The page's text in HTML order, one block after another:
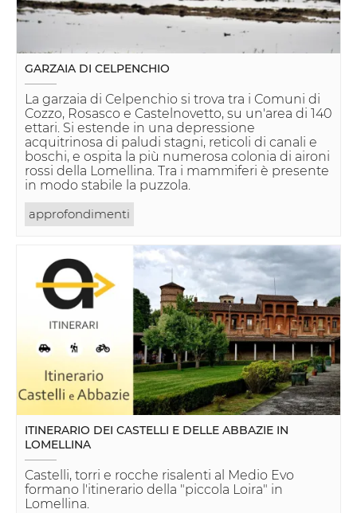
GARZAIA DI CELPENCHIO
La garzaia di Celpenchio si trova tra i Comuni di
Cozzo, Rosasco e Castelnovetto, su un'area di 140
ettari. Si estende in una depressione
acquitrinosa di paludi stagni, reticoli di canali e
boschi, e ospita la più numerosa colonia di aironi
rossi della Lomellina. Tra i mammiferi è presente
in modo stabile la puzzola.
approfondimenti
ITINERARIO DEI CASTELLI E DELLE ABBAZIE IN
LOMELLINA
Castelli, torri e rocche risalenti al Medio Evo
formano l'itinerario della "piccola Loira" in
Lomellina.